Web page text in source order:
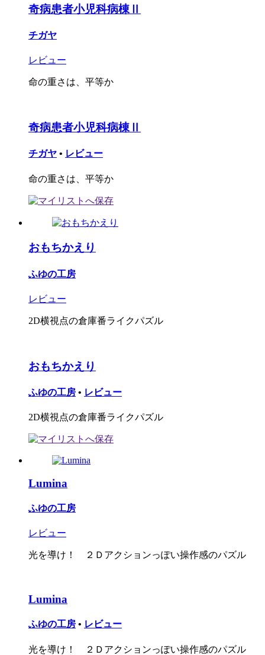
奇病患者小児科病棟Ⅱ
チガヤ
レビュー
命の重さは、平等か
奇病患者小児科病棟Ⅱ
チガヤ • レビュー
命の重さは、平等か
おもちかえり
ふゆの工房
レビュー
2D横視点の倉庫番ライクパズル
おもちかえり
ふゆの工房 • レビュー
2D横視点の倉庫番ライクパズル
Lumina
ふゆの工房
レビュー
光を導け！ ２Ｄアクションっぽい操作感のパズル
Lumina
ふゆの工房 • レビュー
光を導け！ ２Ｄアクションっぽい操作感のパズル